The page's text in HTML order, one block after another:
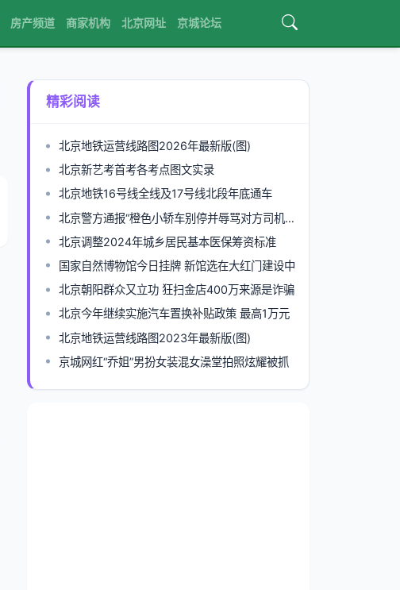
房产频道 商家机构 北京网址 京城论坛
精彩阅读
北京地铁运营线路图2026年最新版(图)
北京新艺考首考各考点图文实录
北京地铁16号线全线及17号线北段年底通车
北京警方通报“橙色小轿车别停并辱骂对方司机”：女子被行拘
北京调整2024年城乡居民基本医保筹资标准
国家自然博物馆今日挂牌 新馆选在大红门建设中
北京朝阳群众又立功 狂扫金店400万来源是诈骗
北京今年继续实施汽车置换补贴政策 最高1万元
北京地铁运营线路图2023年最新版(图)
京城网红“乔姐”男扮女装混女澡堂拍照炫耀被抓